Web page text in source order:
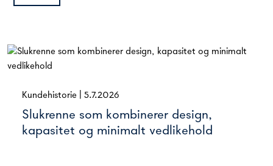
Kundehistorie 5.7.2026
Slukrenne som kombinerer design,
kapasitet og minimalt vedlikehold